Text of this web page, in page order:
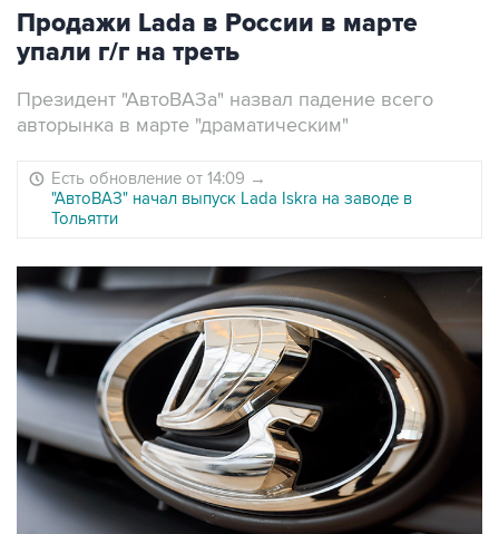
Продажи Lada в России в марте
упали г/г на треть
Президент "АвтоВАЗа" назвал падение всего
авторынка в марте "драматическим"
Есть обновление от 14:09 →
"АвтоВАЗ" начал выпуск Lada Iskra на заводе в
Тольятти